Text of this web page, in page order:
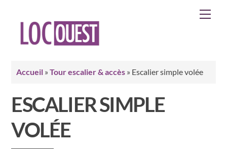
Accueil » Tour escalier & accès » Escalier simple volée
ESCALIER SIMPLE
VOLÉE